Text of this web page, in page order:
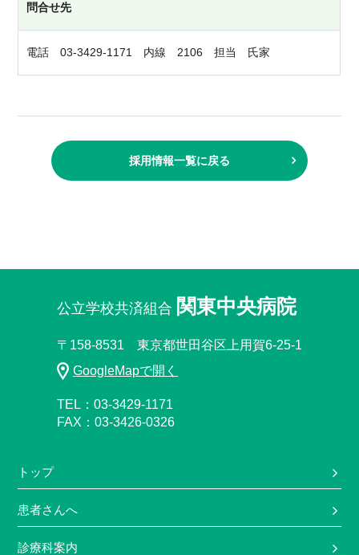
問合せ先
電話 03-3429-1171 内線 2106 担当 氏家
採用情報一覧に戻る
公立学校共済組合 関東中央病院
〒158-8531 東京都世田谷区上用賀6-25-1
GoogleMapで開く
TEL：03-3429-1171
FAX：03-3426-0326
トップ
患者さんへ
診療科案内